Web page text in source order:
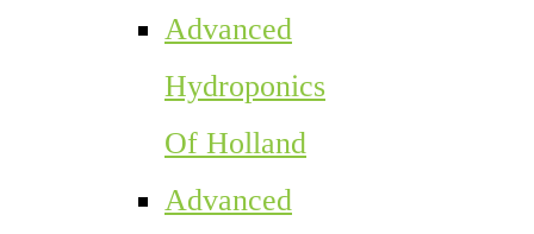
Advanced
Hydroponics
Of Holland
Advanced